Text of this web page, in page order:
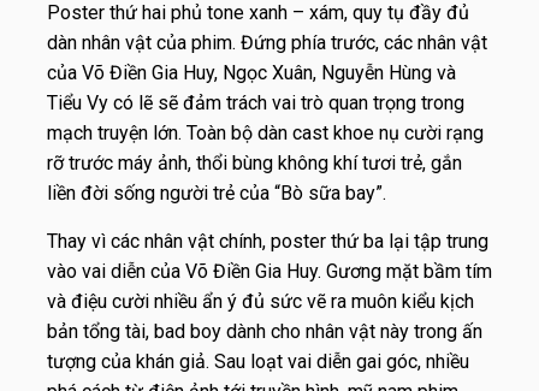
Poster thứ hai phủ tone xanh – xám, quy tụ đầy đủ
dàn nhân vật của phim. Đứng phía trước, các nhân vật
của Võ Điền Gia Huy, Ngọc Xuân, Nguyễn Hùng và
Tiểu Vy có lẽ sẽ đảm trách vai trò quan trọng trong
mạch truyện lớn. Toàn bộ dàn cast khoe nụ cười rạng
rỡ trước máy ảnh, thổi bùng không khí tươi trẻ, gắn
liền đời sống người trẻ của “Bò sữa bay”.
Thay vì các nhân vật chính, poster thứ ba lại tập trung
vào vai diễn của Võ Điền Gia Huy. Gương mặt bầm tím
và điệu cười nhiều ẩn ý đủ sức vẽ ra muôn kiểu kịch
bản tổng tài, bad boy dành cho nhân vật này trong ấn
tượng của khán giả. Sau loạt vai diễn gai góc, nhiều